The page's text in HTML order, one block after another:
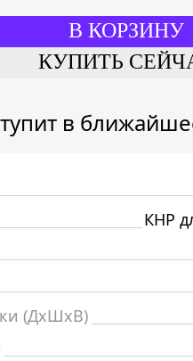
В КОРЗИНУ
КУПИТЬ
в
КНР
(ДxШxВ)